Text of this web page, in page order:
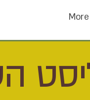
More